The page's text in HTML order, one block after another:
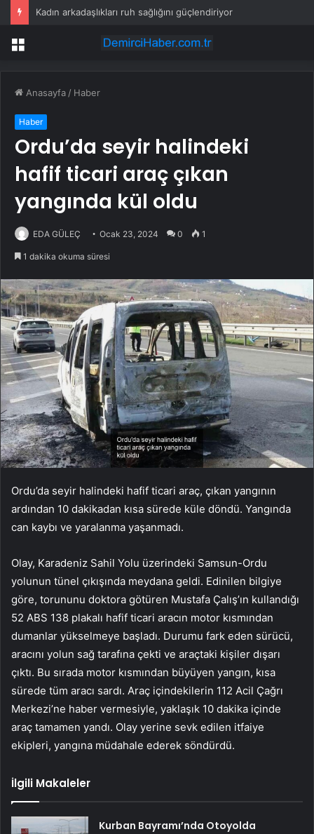
Kadın arkadaşlıkları ruh sağlığını güçlendiriyor
Menü
Anasayfa / Haber
Haber
Ordu’da seyir halindeki
hafif ticari araç çıkan
yangında kül oldu
EDA GÜLEÇ Ocak 23, 2024 0 1
1 dakika okuma süresi
Ordu’da seyir halindeki hafif ticari araç, çıkan yangının
ardından 10 dakikadan kısa sürede küle döndü. Yangında
can kaybı ve yaralanma yaşanmadı.
Olay, Karadeniz Sahil Yolu üzerindeki Samsun-Ordu
yolunun tünel çıkışında meydana geldi. Edinilen bilgiye
göre, torununu doktora götüren Mustafa Çalış’ın kullandığı
52 ABS 138 plakalı hafif ticari aracın motor kısmından
dumanlar yükselmeye başladı. Durumu fark eden sürücü,
aracını yolun sağ tarafına çekti ve araçtaki kişiler dışarı
çıktı. Bu sırada motor kısmından büyüyen yangın, kısa
sürede tüm aracı sardı. Araç içindekilerin 112 Acil Çağrı
Merkezi’ne haber vermesiyle, yaklaşık 10 dakika içinde
araç tamamen yandı. Olay yerine sevk edilen itfaiye
ekipleri, yangına müdahale ederek söndürdü.
İlgili Makaleler
Kurban Bayramı’nda Otoyolda